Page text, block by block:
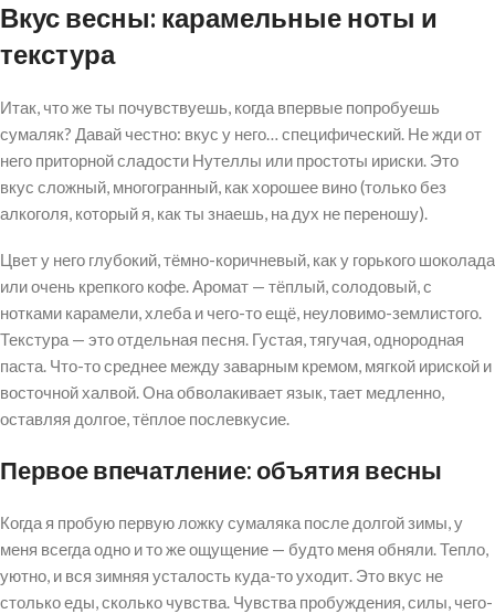
Вкус весны: карамельные ноты и
текстура
Итак, что же ты почувствуешь, когда впервые попробуешь
сумаляк? Давай честно: вкус у него… специфический. Не жди от
него приторной сладости Нутеллы или простоты ириски. Это
вкус сложный, многогранный, как хорошее вино (только без
алкоголя, который я, как ты знаешь, на дух не переношу).
Цвет у него глубокий, тёмно-коричневый, как у горького шоколада
или очень крепкого кофе. Аромат — тёплый, солодовый, с
нотками карамели, хлеба и чего-то ещё, неуловимо-землистого.
Текстура — это отдельная пeсня. Густая, тягучая, однородная
паста. Что-то среднее между заварным кремом, мягкой ириской и
восточной халвой. Она обволакивает язык, тает медленно,
оставляя долгое, тёплое послевкусие.
Первое впечатление: объятия весны
Когда я пробую первую ложку сумаляка после долгой зимы, у
меня всегда одно и то же ощущение — будто меня обняли. Тепло,
уютно, и вся зимняя усталость куда-то уходит. Это вкус не
столько еды, сколько чувства. Чувства пробуждения, силы, чего-